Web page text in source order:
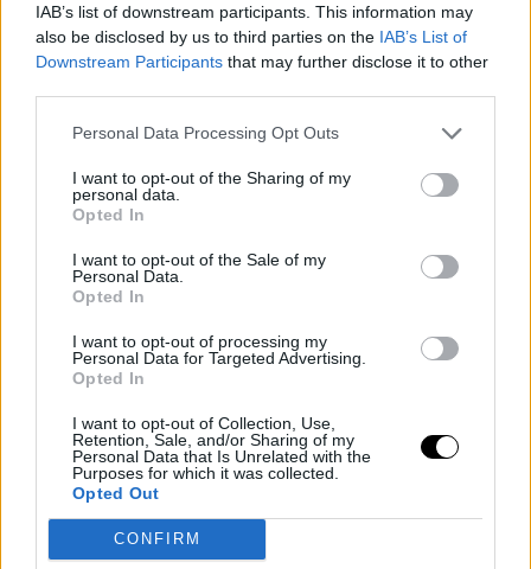
IAB’s list of downstream participants. This information may
also be disclosed by us to third parties on the IAB’s List of
Downstream Participants that may further disclose it to other
Personal Data Processing Opt Outs
I want to opt-out of the Sharing of my
personal data.
Opted In
I want to opt-out of the Sale of my
Personal Data.
Opted In
I want to opt-out of processing my
Personal Data for Targeted Advertising.
Opted In
I want to opt-out of Collection, Use,
Retention, Sale, and/or Sharing of my
Personal Data that Is Unrelated with the
Purposes for which it was collected.
Opted Out
CONFIRM